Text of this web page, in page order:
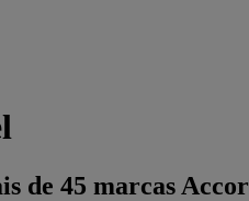
de 45 marcas Accor